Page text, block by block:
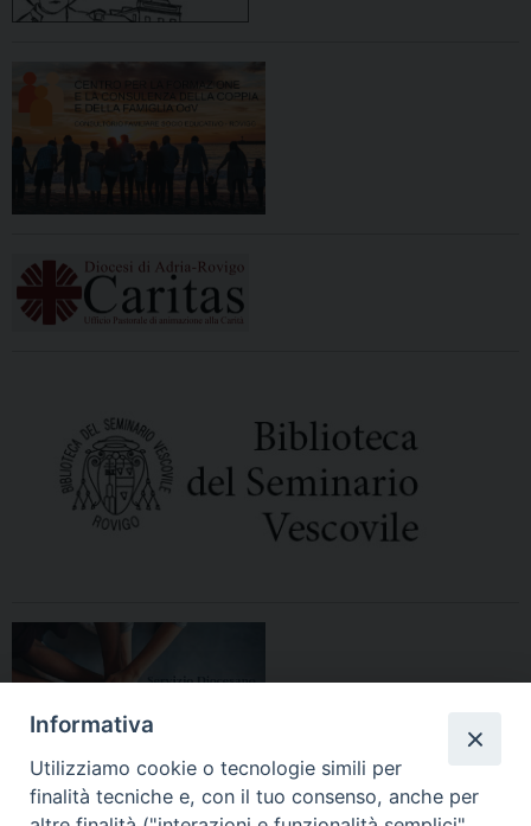
Informativa
Utilizziamo cookie o tecnologie simili per
finalità tecniche e, con il tuo consenso, anche per